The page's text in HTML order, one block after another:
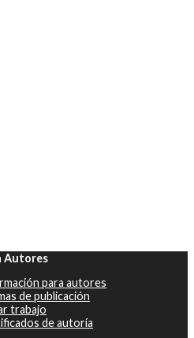
Autores
para autores
de publicación
trabajo
de autoría